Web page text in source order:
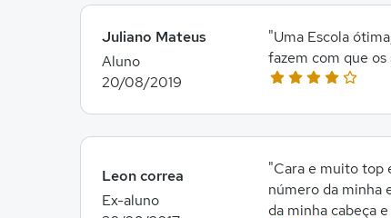
Juliano Mateus
Aluno
20/08/2019
"Uma Escola
fazem com que
Leon correa
Ex-aluno
"Cara e muito top
número da minha
da minha cabeça